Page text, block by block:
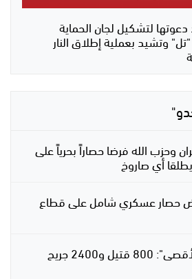
لتشكيل لجان الحماية
وتشيد بعملية إطلاق النار
وحزب الله فرضا حصاراً بحرياً على
أي صاروخ
حصار عسكري شامل على قطاع
معركة "طوفان الأقصى": 800 قتيل و2400 جريح